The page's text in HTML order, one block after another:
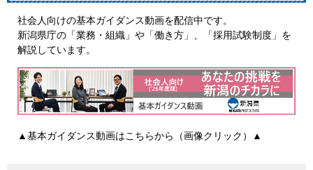
社会人向けの基本ガイダンス動画を配信中です。
​新潟県庁の「業務・組織」や「働き方」、「採用試験制度」を
解説しています。
▲基本ガイダンス動画はこちらから（画像クリック）▲